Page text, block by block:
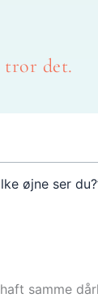
tror det.
øjne ser
samme